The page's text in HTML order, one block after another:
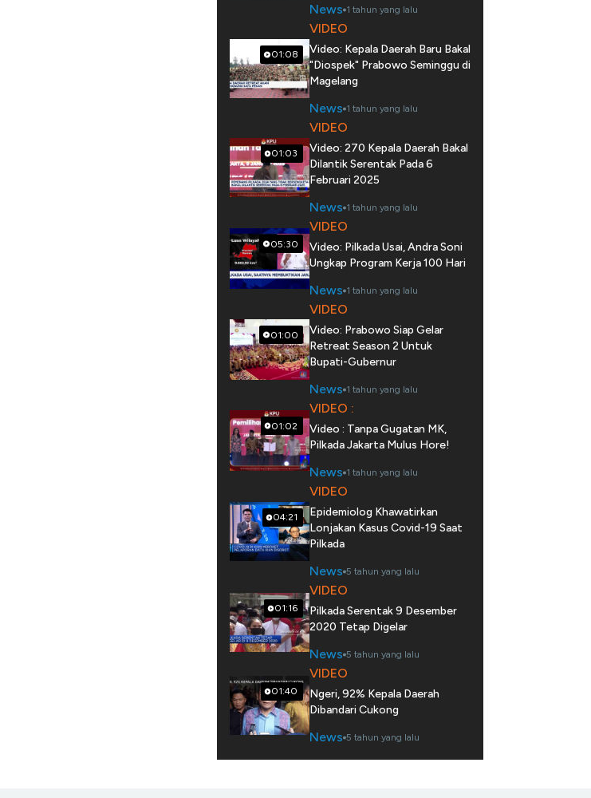
News 1 tahun yang lalu
01:08
VIDEO
Video: Kepala Daerah Baru Bakal
"Diospek" Prabowo Seminggu di
Magelang
News 1 tahun yang lalu
01:03
VIDEO
Video: 270 Kepala Daerah Bakal
Dilantik Serentak Pada 6
Februari 2025
News 1 tahun yang lalu
05:30
VIDEO
Video: Pilkada Usai, Andra Soni
Ungkap Program Kerja 100 Hari
News 1 tahun yang lalu
01:00
VIDEO
Video: Prabowo Siap Gelar
Retreat Season 2 Untuk
Bupati-Gubernur
News 1 tahun yang lalu
01:02
VIDEO :
Video : Tanpa Gugatan MK,
Pilkada Jakarta Mulus Hore!
News 1 tahun yang lalu
04:21
VIDEO
Epidemiolog Khawatirkan
Lonjakan Kasus Covid-19 Saat
Pilkada
News 5 tahun yang lalu
01:16
VIDEO
Pilkada Serentak 9 Desember
2020 Tetap Digelar
News 5 tahun yang lalu
01:40
VIDEO
Ngeri, 92% Kepala Daerah
Dibandari Cukong
News 5 tahun yang lalu